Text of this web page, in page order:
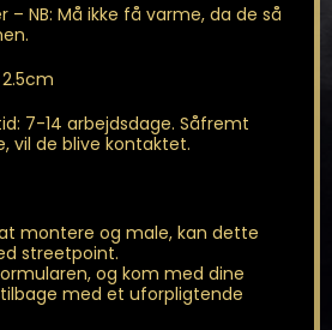
– NB: Må ikke få varme, da de så
7-14 arbejdsdage. Såfremt
vil de blive kontaktet.
montere og male, kan dette
streetpoint.
og kom med dine
med et uforpligtende